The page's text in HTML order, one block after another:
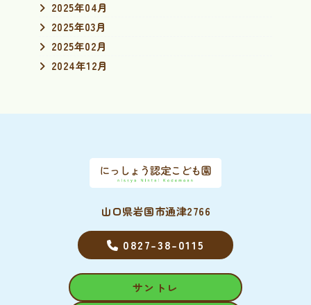
2025年04月
2025年03月
2025年02月
2024年12月
山口県岩国市通津2766
0827-38-0115
サントレ